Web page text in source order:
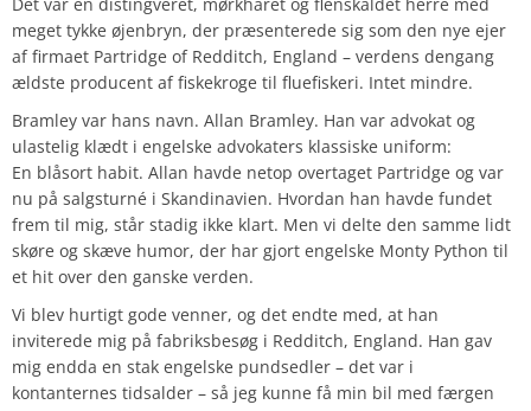
Det var en distingveret, mørkhåret og flenskaldet herre med
meget tykke øjenbryn, der præsenterede sig som den nye ejer
af firmaet Partridge of Redditch, England – verdens dengang
ældste producent af fiskekroge til fluefiskeri. Intet mindre.
Bramley var hans navn. Allan Bramley. Han var advokat og
ulastelig klædt i engelske advokaters klassiske uniform:
En blåsort habit. Allan havde netop overtaget Partridge og var
nu på salgsturné i Skandinavien. Hvordan han havde fundet
frem til mig, står stadig ikke klart. Men vi delte den samme lidt
skøre og skæve humor, der har gjort engelske Monty Python til
et hit over den ganske verden.
Vi blev hurtigt gode venner, og det endte med, at han
inviterede mig på fabriksbesøg i Redditch, England. Han gav
mig endda en stak engelske pundsedler – det var i
kontanternes tidsalder – så jeg kunne få min bil med færgen